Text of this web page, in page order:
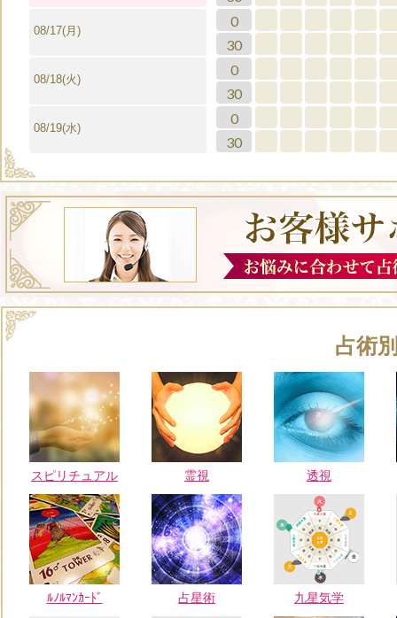
08/17(月)
0
30
08/18(火)
0
30
08/19(水)
0
30
占術
スピリチュアル 霊視 透視
ﾙﾉﾙﾏﾝｶｰﾄﾞ 占星術 九星気学